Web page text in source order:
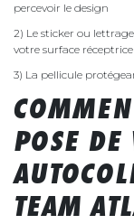
percevoir le design
2) Le sticker ou
votre surface
3) La pellicule
POSE DE
TEAM